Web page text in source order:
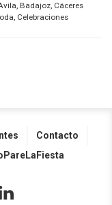
Badajoz, Cáceres
Celebraciones
Contacto